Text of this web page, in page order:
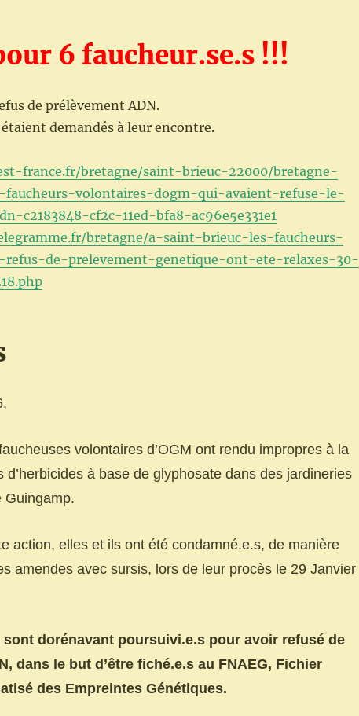
6 faucheur.se.s !!!
de prélèvement ADN.
demandés à leur encontre.
france.fr/bretagne/saint-brieuc-22000/bretagne-
volontaires-dogm-qui-avaient-refuse-le-
c2183848-cf2c-11ed-bfa8-ac96e5e331e1
bretagne/a-saint-brieuc-les-faucheurs-
refus-de-prelevement-genetique-ont-ete-relaxes-30-
volontaires d’OGM ont rendu impropres à la
d’herbicides à base de glyphosate dans des jardineries
Guingamp.
action, elles et ils ont été condamné.e.s, de manière
amendes avec sursis, lors de leur procès le 29 Janvier
sont dorénavant poursuivi.e.s pour avoir refusé de
dans le but d’être fiché.e.s au FNAEG, Fichier
des Empreintes Génétiques.